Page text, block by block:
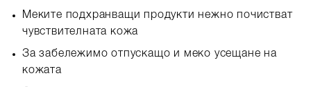
Меките подхранващи продукти нежно почистват
чувствителната кожа
За забележимо отпускащо и меко усещане на
кожата